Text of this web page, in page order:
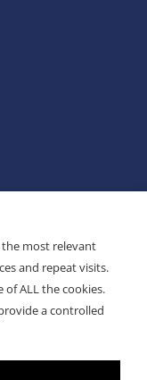
most relevant
and repeat visits.
of ALL the cookies.
a controlled